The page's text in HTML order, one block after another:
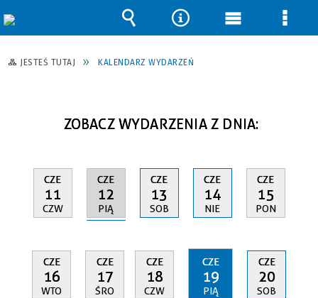
JESTEŚ TUTAJ KALENDARZ WYDARZEŃ
ZOBACZ WYDARZENIA Z DNIA:
CZE
11
CZW
CZE
12
PIĄ
CZE
13
SOB
CZE
14
NIE
CZE
15
PON
CZE
16
WTO
CZE
17
ŚRO
CZE
18
CZW
CZE
19
PIĄ
CZE
20
SOB
Wyszukiwarka
Narzędzia
Menu Menu